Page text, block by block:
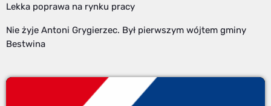
Lekka poprawa na rynku pracy
Nie żyje Antoni Grygierzec. Był pierwszym wójtem gminy
Bestwina